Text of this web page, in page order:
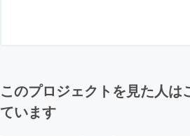
このプロジェクトを見た人は
ています